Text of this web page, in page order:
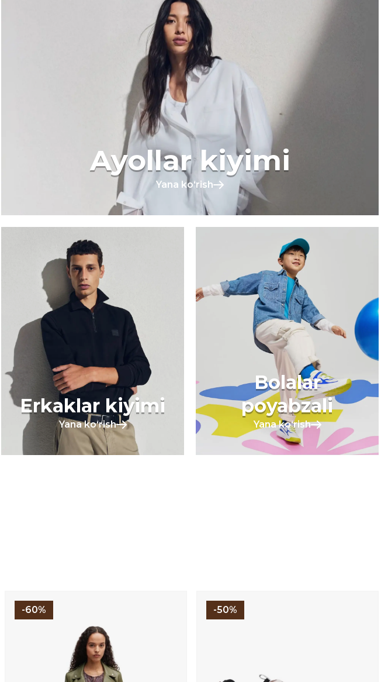
Ayollar kiyimi
Yana koʻrish
Erkaklar kiyimi
Yana koʻrish
Bolalar
poyabzali
Yana koʻrish
-60% -50%